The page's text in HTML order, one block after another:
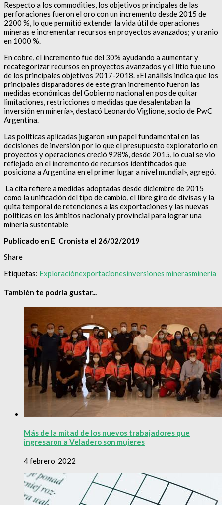
Respecto a los commodities, los objetivos principales de las
perforaciones fueron el oro con un incremento desde 2015 de
2200 %, lo que permitió extender la vida útil de operaciones
mineras e incrementar recursos en proyectos avanzados; y uranio
en 1000 %.
En cobre, el incremento fue del 30% ayudando a aumentar y
recategorizar recursos en proyectos avanzados y el litio fue uno
de los principales objetivos 2017-2018. «El análisis indica que los
principales disparadores de este gran incremento fueron las
medidas económicas del Gobierno nacional en pos de quitar
limitaciones, restricciones o medidas que desalentaban la
inversión en minería», destacó Leonardo Viglione, socio de PwC
Argentina.
Las políticas aplicadas jugaron «un papel fundamental en las
decisiones de inversión por lo que el presupuesto exploratorio en
proyectos y operaciones creció 928%, desde 2015, lo cual se vio
reflejado en el incremento de recursos identificados que
posiciona a Argentina en el primer lugar a nivel mundial», agregó.
La cita refiere a medidas adoptadas desde diciembre de 2015
como la unificación del tipo de cambio, el libre giro de divisas y la
quita temporal de retenciones a las exportaciones y las nuevas
políticas en los ámbitos nacional y provincial para lograr una
minería sustentable
Publicado en El Cronista el 26/02/2019
Share
Etiquetas: Exploraciónexportacionesinversiones minerasmineria
También te podría gustar...
Más de la mitad de los nuevos trabajadores que
ingresaron a Veladero son mujeres
4 febrero, 2022